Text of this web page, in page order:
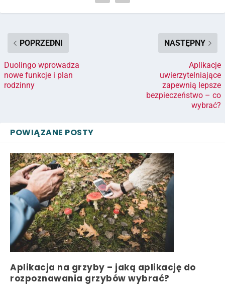
POPRZEDNI
Duolingo wprowadza
nowe funkcje i plan
rodzinny
NASTĘPNY
Aplikacje
uwierzytelniające
zapewnią lepsze
bezpieczeństwo – co
wybrać?
POWIĄZANE POSTY
Aplikacja na grzyby – jaką aplikację do
rozpoznawania grzybów wybrać?